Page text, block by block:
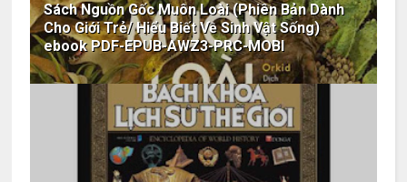
Sách Nguồn Gốc Muôn Loài (Phiên Bản Dành
Cho Giới Trẻ/ Hiểu Biết Về Sinh Vật Sống)
ebook PDF-EPUB-AWZ3-PRC-MOBI